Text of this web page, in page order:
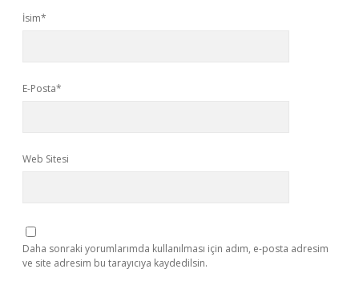
İsim*
E-Posta*
Web Sitesi
Daha sonraki yorumlarımda kullanılması için adım, e-posta adresim
ve site adresim bu tarayıcıya kaydedilsin.